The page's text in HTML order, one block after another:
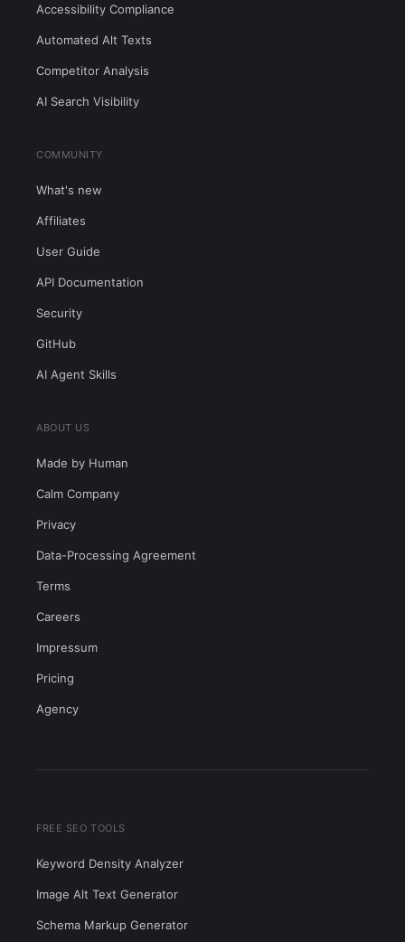
Accessibility Compliance
Automated Alt Texts
Competitor Analysis
AI Search Visibility
COMMUNITY
What's new
Affiliates
User Guide
API Documentation
Security
GitHub
AI Agent Skills
ABOUT US
Made by Human
Calm Company
Privacy
Data-Processing Agreement
Terms
Careers
Impressum
Pricing
Agency
FREE SEO TOOLS
Keyword Density Analyzer
Image Alt Text Generator
Schema Markup Generator